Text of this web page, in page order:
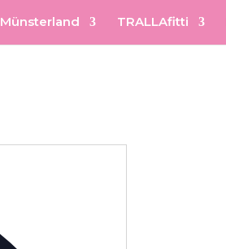
Münsterland TRALLAfitti